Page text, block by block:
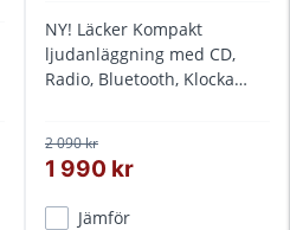
NY! Läcker Kompakt
ljudanläggning med CD,
Radio, Bluetooth, Klocka
2 090 kr
1 990 kr
Jämför